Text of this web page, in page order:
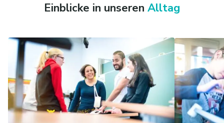
Einblicke in unseren Alltag